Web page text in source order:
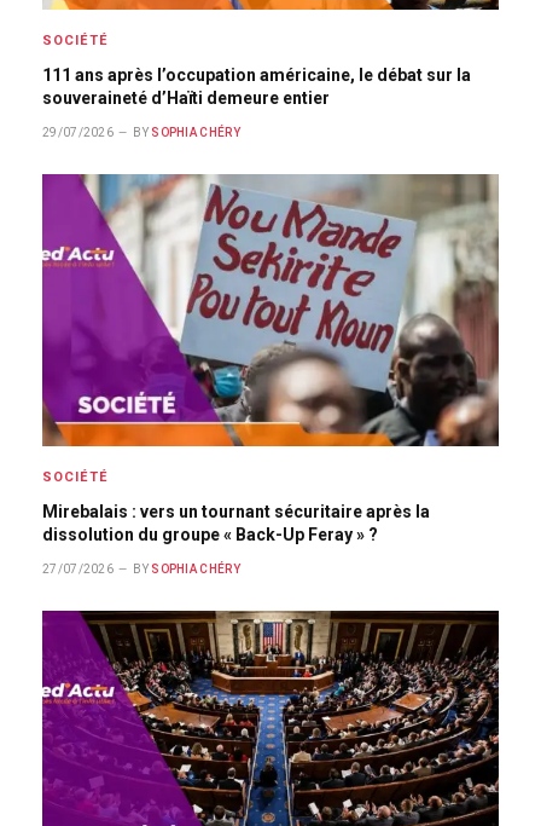
SOCIÉTÉ
111 ans après l’occupation américaine, le débat sur la
souveraineté d’Haïti demeure entier
29/07/2026 BY SOPHIA CHÉRY
SOCIÉTÉ
Mirebalais : vers un tournant sécuritaire après la
dissolution du groupe « Back-Up Feray » ?
27/07/2026 BY SOPHIA CHÉRY